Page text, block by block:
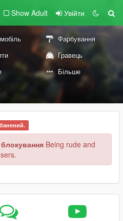
Show Adult Увійти
Фарбування
Гравець
Більше
Being rude and